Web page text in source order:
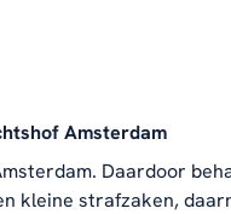
Amsterdam
Daardoor
kleine strafzaken,